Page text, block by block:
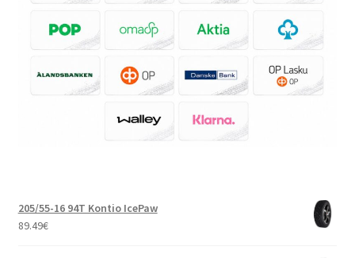
205/55-16 94T Kontio IcePaw
89.49€